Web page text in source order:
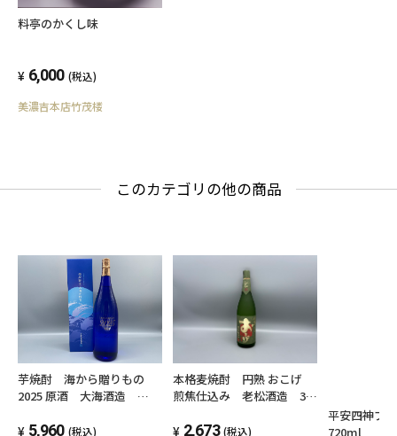
料亭のかくし味
6,000 (税込)
美濃吉本店竹茂楼
このカテゴリの他の商品
芋焼酎 海から贈りもの
2025 原酒 大海酒造
満 5,960 (税込)
本格麦焼酎 円熟 おこげ
煎焦仕込み 老松酒造 30
2,673 (税込)
平安四神ブ
720ml